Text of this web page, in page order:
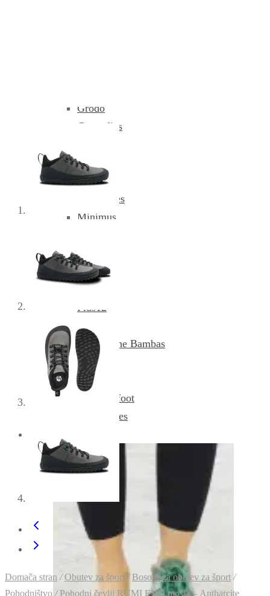
Grödo
Groundies
Joma
Koel
Mukishoes
Minimus
Nanga
Pegres
Plus12
Reima
Sambas the Bambas
Skinners
Tikki
Vivobarefoot
Xero Shoes
Domača stran / Obutev za šport / Bosonoga obutev za šport /
Pohodništvo /Pohodni čevlji RUMI EVO moški – Antharcite